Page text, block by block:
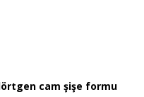
cam şişe formu